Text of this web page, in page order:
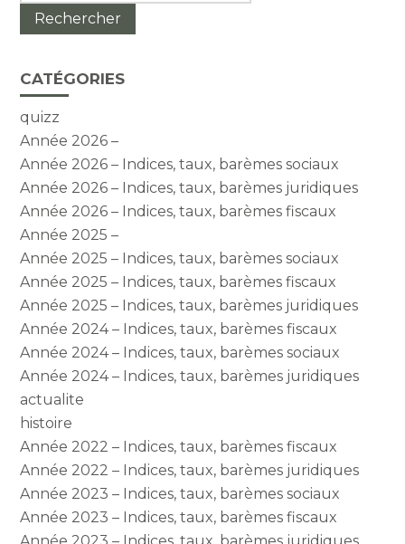
CATÉGORIES
quizz
Année 2026 –
Année 2026 – Indices, taux, barèmes sociaux
Année 2026 – Indices, taux, barèmes juridiques
Année 2026 – Indices, taux, barèmes fiscaux
Année 2025 –
Année 2025 – Indices, taux, barèmes sociaux
Année 2025 – Indices, taux, barèmes fiscaux
Année 2025 – Indices, taux, barèmes juridiques
Année 2024 – Indices, taux, barèmes fiscaux
Année 2024 – Indices, taux, barèmes sociaux
Année 2024 – Indices, taux, barèmes juridiques
actualite
histoire
Année 2022 – Indices, taux, barèmes fiscaux
Année 2022 – Indices, taux, barèmes juridiques
Année 2023 – Indices, taux, barèmes sociaux
Année 2023 – Indices, taux, barèmes fiscaux